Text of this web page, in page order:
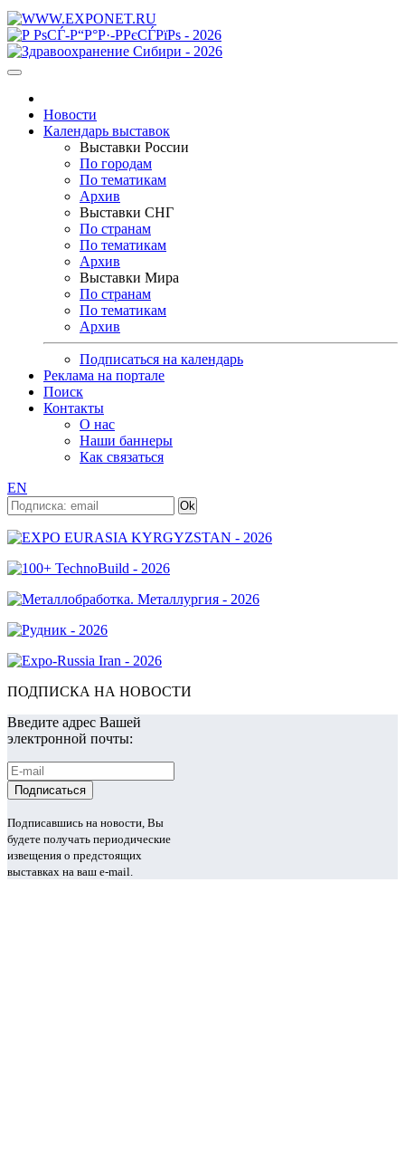
Новости
Календарь выставок
Выставки России
По городам
По тематикам
Архив
Выставки СНГ
По странам
По тематикам
Архив
Выставки Мира
По странам
По тематикам
Архив
Подписаться на календарь
Реклама на портале
Поиск
Контакты
О нас
Наши баннеры
Как связаться
EN
ПОДПИСКА НА НОВОСТИ
Введите адрес Вашей
электронной почты:
Подписавшись на новости, Вы
будете получать периодические
извещения о предстоящих
выставках на ваш e-mail.